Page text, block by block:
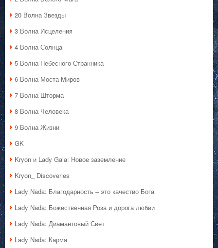
20 Волна Звезды
3 Волна Исцеления
4 Волна Солнца
5 Волна Небесного Странника
6 Волна Моста Миров
7 Волна Шторма
8 Волна Человека
9 Волна Жизни
GK
Kryon и Lady Gaia: Новое заземление
Kryon_ Discoveries
Lady Nada: Благодарность – это качество Бога
Lady Nada: Божественная Роза и дорога любви
Lady Nada: Диамантовый Свет
Lady Nada: Карма